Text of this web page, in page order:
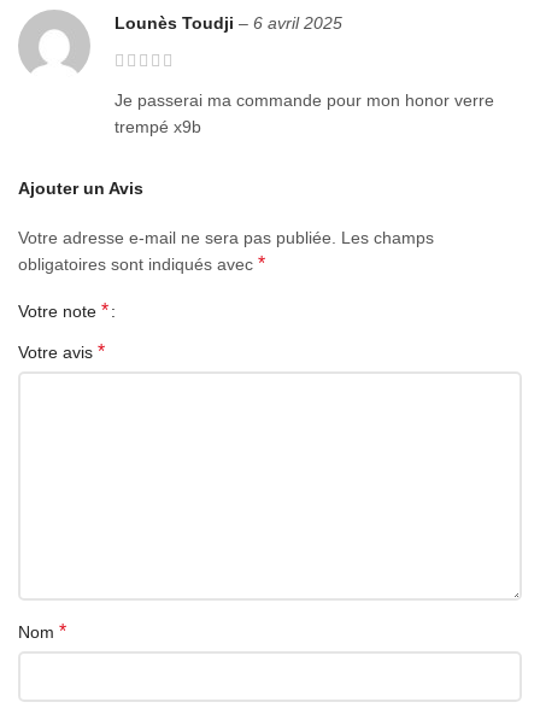
smartphone. Nous avons également amélioré la conception du
qui est revêtue d’une matière oléophobique évitant les traces de
doigts et les tâches.
Glass full glue curved
Honor90
Honor3pro
Honor x9b
Honor 3pro
Lounès Toudji – 6 avril 2025
Je passerai ma commande pour mon honor verre
trempé x9b
Ajouter un Avis
Votre adresse e-mail ne sera pas publiée.
Les champs
obligatoires sont indiqués avec *
Votre note *
Votre avis *
Nom *